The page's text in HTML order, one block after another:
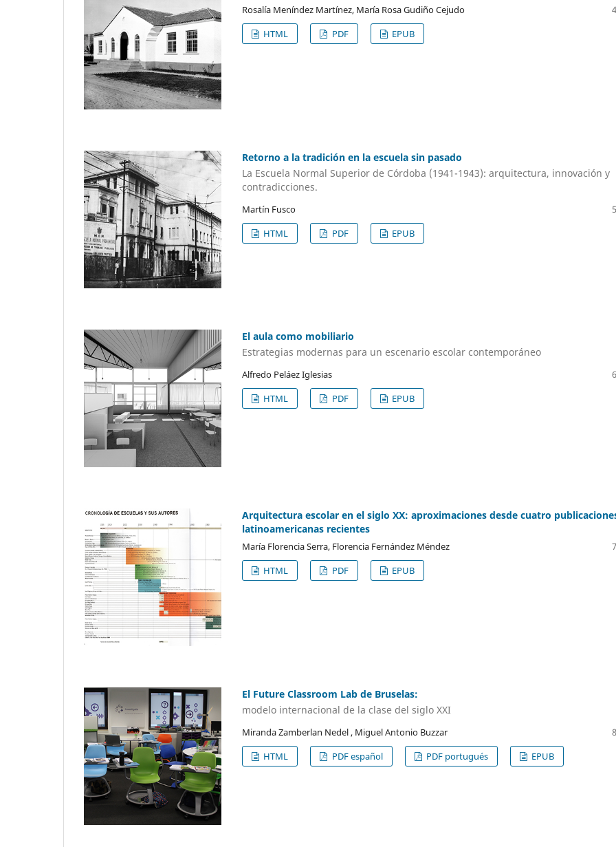
Rosalía Meníndez Martínez, María Rosa Gudiño Cejudo
HTML
PDF EPUB
Retorno a la tradición en la escuela sin pasado
La Escuela Normal Superior de Córdoba (1941-1943): arquitectura, innovación y
contradicciones.
Martín Fusco
HTML
PDF EPUB
El aula como mobiliario
Estrategias modernas para un escenario escolar contemporáneo
Alfredo Peláez Iglesias
HTML
PDF EPUB
Arquitectura escolar en el siglo XX: aproximaciones desde cuatro
latinoamericanas recientes
María Florencia Serra, Florencia Fernández Méndez
HTML
PDF EPUB
El Future Classroom Lab de Bruselas:
modelo internacional de la clase del siglo XXI
Miranda Zamberlan Nedel , Miguel Antonio Buzzar
HTML
PDF español PDF portugués EPUB